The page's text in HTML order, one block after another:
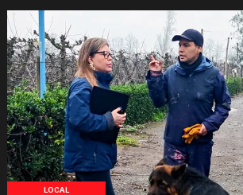
LOCAL